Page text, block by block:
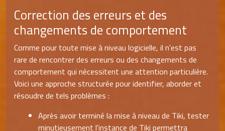
Correction des erreurs et des
changements de comportement
Comme pour toute mise à niveau logicielle, il n'est pas
rare de rencontrer des erreurs ou des changements de
comportement qui nécessitent une attention particulière.
Voici une approche structurée pour identifier, aborder et
résoudre de tels problèmes :
Après avoir terminé la mise à niveau de Tiki, tester
minutieusement l'instance de Tiki permettra